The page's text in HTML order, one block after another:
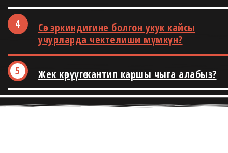
Сөз эркиндигине болгон укук кайсы
учурларда чектелиши мүмкүн?
Жек көрүүгө кантип каршы чыга алабыз?